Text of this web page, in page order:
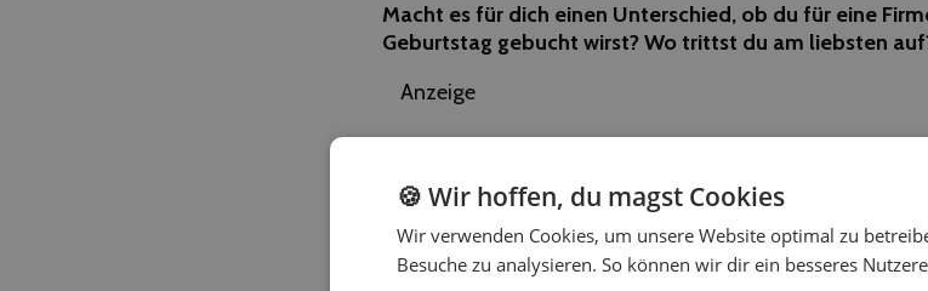
Macht es für dich einen Unterschied, ob du für eine
Geburtstag gebucht wirst? Wo trittst du am liebsten
Anzeige
🍪 Wir hoffen, du magst Cookies
Wir verwenden Cookies, um unsere Website optimal zu
Besuche zu analysieren. So können wir dir ein besseres